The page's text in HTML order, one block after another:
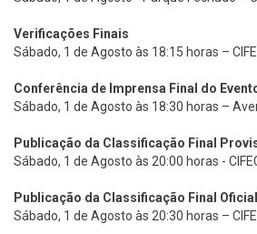
Verificações Finais
Sábado, 1 de Agosto às 18:15 horas –
Conferência de Imprensa Final do
Sábado, 1 de Agosto às 18:30 horas –
Publicação da Classificação Final
Sábado, 1 de Agosto às 20:00 horas -
Publicação da Classificação Final Oficial
Sábado, 1 de Agosto às 20:30 horas –